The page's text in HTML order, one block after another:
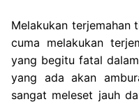
Melakukan terjemahan
cuma melakukan
yang begitu fatal
yang ada akan
sangat meleset jauh